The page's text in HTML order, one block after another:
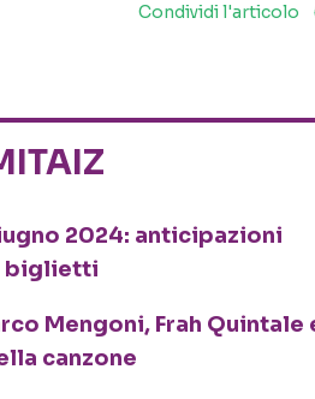
Condividi l'articolo
2024: anticipazioni
biglietti
Mengoni, Frah Quintale
canzone